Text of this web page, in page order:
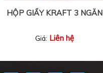
HỘP GIẤY KRAFT 3 NGĂN
Giá: Liên hệ